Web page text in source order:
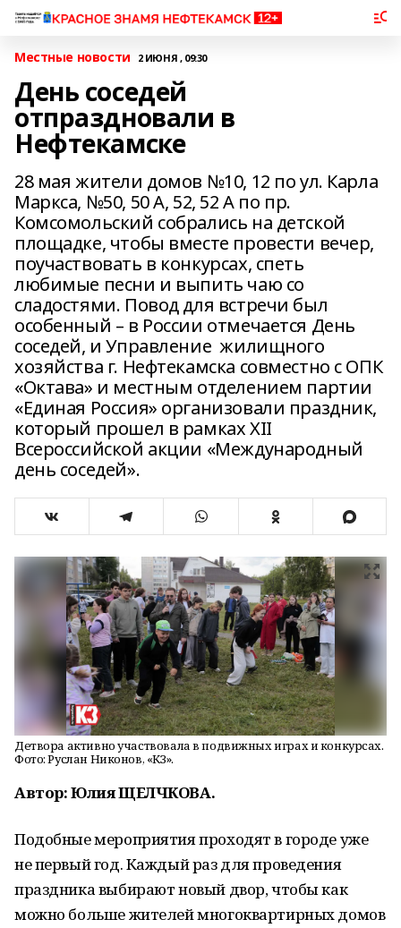
Местные новости 2 ИЮНЯ , 09:30
День соседей
отпраздновали в
Нефтекамске
28 мая жители домов №10, 12 по ул. Карла
Маркса, №50, 50 А, 52, 52 А по пр.
Комсомольский собрались на детской
площадке, чтобы вместе провести вечер,
поучаствовать в конкурсах, спеть
любимые песни и выпить чаю со
сладостями. Повод для встречи был
особенный – в России отмечается День
соседей, и Управление жилищного
хозяйства г. Нефтекамска совместно с ОПК
«Октава» и местным отделением партии
«Единая Россия» организовали праздник,
который прошел в рамках XII
Всероссийской акции «Международный
день соседей».
Детвора активно участвовала в подвижных играх и конкурсах.
Фото: Руслан Никонов, «КЗ».
Автор: Юлия ЩЕЛЧКОВА.
Подобные мероприятия проходят в городе уже
не первый год. Каждый раз для проведения
праздника выбирают новый двор, чтобы как
можно больше жителей многоквартирных домов